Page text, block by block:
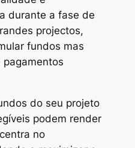
durante a fase de
projectos,
fundos mas
pagamentos
do seu projeto
podem render
no